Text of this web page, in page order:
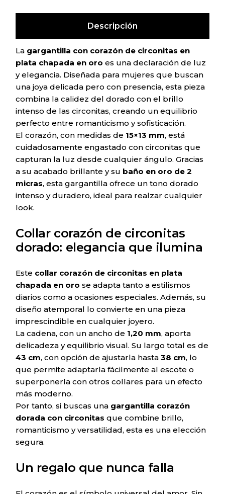
Descripción
La gargantilla con corazón de circonitas en
plata chapada en oro es una declaración de luz
y elegancia. Diseñada para mujeres que buscan
una joya delicada pero con presencia, esta pieza
combina la calidez del dorado con el brillo
intenso de las circonitas, creando un equilibrio
perfecto entre romanticismo y sofisticación.
El corazón, con medidas de 15×13 mm, está
cuidadosamente engastado con circonitas que
capturan la luz desde cualquier ángulo. Gracias
a su acabado brillante y su baño en oro de 2
micras, esta gargantilla ofrece un tono dorado
intenso y duradero, ideal para realzar cualquier
look.
Collar corazón de circonitas
dorado: elegancia que ilumina
Este collar corazón de circonitas en plata
chapada en oro se adapta tanto a estilismos
diarios como a ocasiones especiales. Además, su
diseño atemporal lo convierte en una pieza
imprescindible en cualquier joyero.
La cadena, con un ancho de 1,20 mm, aporta
delicadeza y equilibrio visual. Su largo total es de
43 cm, con opción de ajustarla hasta38 cm, lo
que permite adaptarla fácilmente al escote o
superponerla con otros collares para un efecto
más moderno.
Por tanto, si buscas una gargantilla corazón
dorada con circonitas que combine brillo,
romanticismo y versatilidad, esta es una elección
segura.
Un regalo que nunca falla